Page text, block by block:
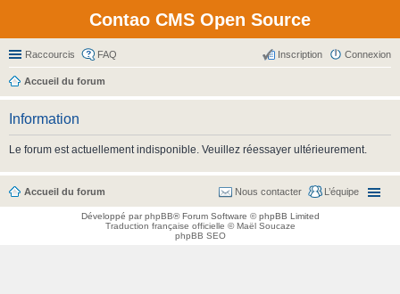
Contao CMS Open Source
Raccourcis FAQ Connexion
Inscription
Accueil du forum
Information
Le forum est actuellement indisponible. Veuillez réessayer ultérieurement.
Accueil du forum L’équipe
Nous contacter
Développé parphpBB® Forum Software © phpBB Limited
Traduction française officielle ©Maël Soucaze
phpBB SEO